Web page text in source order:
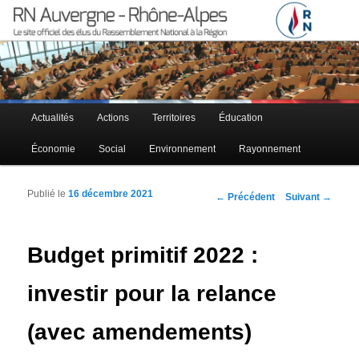
RN Auvergne – Rhône-Alpes
Le site officiel des élus RN à la région Auvergne – Rhône-Alpes
Menu principal
Aller au contenu principal
Aller au contenu secondaire
Actualités Actions Territoires Éducation
Économie Social Environnement Rayonnement
Navigation des articles
← Précédent Suivant →
Budget primitif 2022 :
investir pour la relance
(avec amendements)
Publié le16 décembre 2021